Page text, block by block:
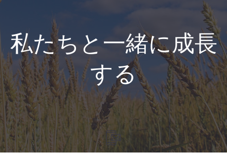
私たちと一緒に成長
する